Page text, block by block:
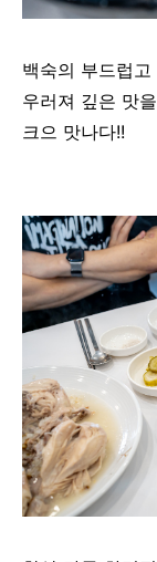
백숙의 부드럽고
우러져 깊은 맛을
크으 맛나다!!